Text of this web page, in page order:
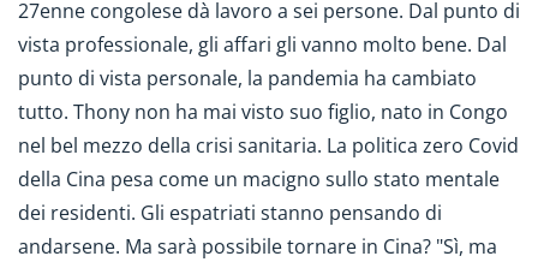
27enne congolese dà lavoro a sei persone. Dal punto di
vista professionale, gli affari gli vanno molto bene. Dal
punto di vista personale, la pandemia ha cambiato
tutto. Thony non ha mai visto suo figlio, nato in Congo
nel bel mezzo della crisi sanitaria. La politica zero Covid
della Cina pesa come un macigno sullo stato mentale
dei residenti. Gli espatriati stanno pensando di
andarsene. Ma sarà possibile tornare in Cina? "Sì, ma